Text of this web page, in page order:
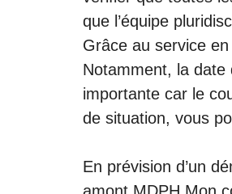
que l’équipe
Grâce au service
Notamment, la date
importante car le
de situation, vous
En prévision d’un